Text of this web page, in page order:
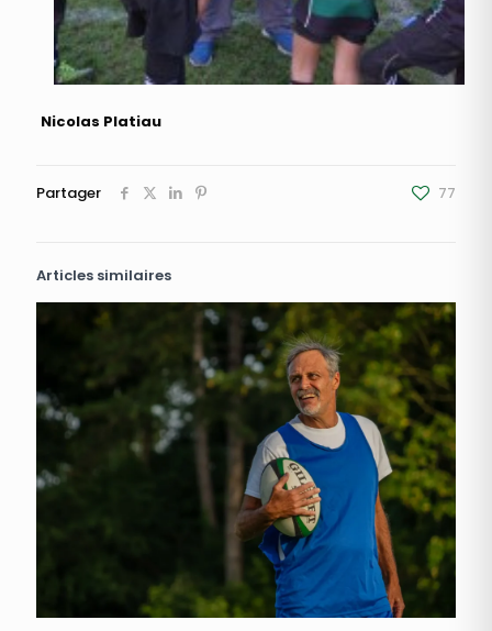
Nicolas Platiau
Partager 77
Articles similaires